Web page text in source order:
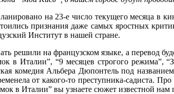
на 23-е число текущего месяца
признания даже самых яростных
Институт в нашей стране.
решили на французском языке, а перевод
в Италии”, “9 месяцев строгого режима”,
комедия Альбера Дюпонтель под
от какого-то преступника-садиста.
в Италии” вы узнаете сюжет известной